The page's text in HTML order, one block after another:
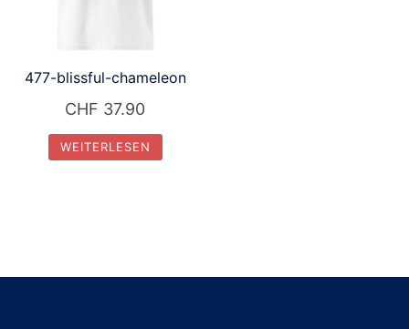
477-blissful-chameleon
CHF 37.90
WEITERLESEN